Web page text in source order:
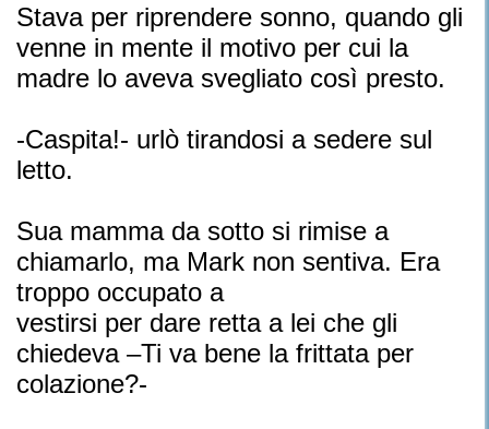
Stava per riprendere sonno, quando gli
venne in mente il motivo per cui la
madre lo aveva svegliato così presto.
-Caspita!- urlò tirandosi a sedere sul
letto.
Sua mamma da sotto si rimise a
chiamarlo, ma Mark non sentiva. Era
troppo occupato a
vestirsi per dare retta a lei che gli
chiedeva –Ti va bene la frittata per
colazione?-